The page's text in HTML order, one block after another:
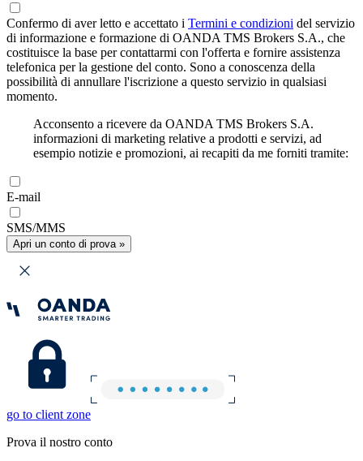
Confermo di aver letto e accettato i Termini e condizioni del servizio
di informazione e formazione di OANDA TMS Brokers S.A., che
costituisce la base per contattarmi con l'offerta e fornire assistenza
telefonica per la gestione del conto. Sono a conoscenza della
possibilità di annullare l'iscrizione a questo servizio in qualsiasi
momento.
Acconsento a ricevere da OANDA TMS Brokers S.A.
informazioni di marketing relative a prodotti e servizi, ad
esempio notizie e promozioni, ai recapiti da me forniti tramite:
E-mail
SMS/MMS
Apri un conto di prova »
go to client zone
Prova il nostro conto